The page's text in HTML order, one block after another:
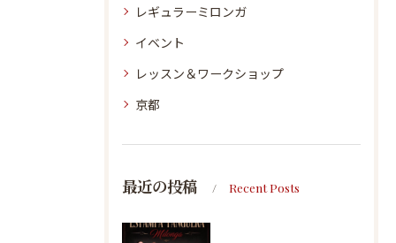
レギュラーミロンガ
イベント
レッスン＆ワークショップ
京都
最近の投稿 Recent Posts